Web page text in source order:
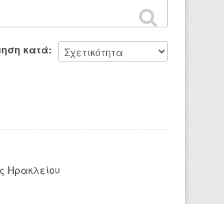
κατά
Ηρακλείου